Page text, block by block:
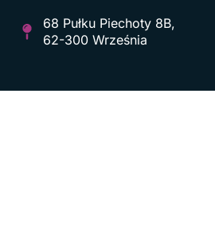
68 Pułku Piechoty 8B,
62-300 Września